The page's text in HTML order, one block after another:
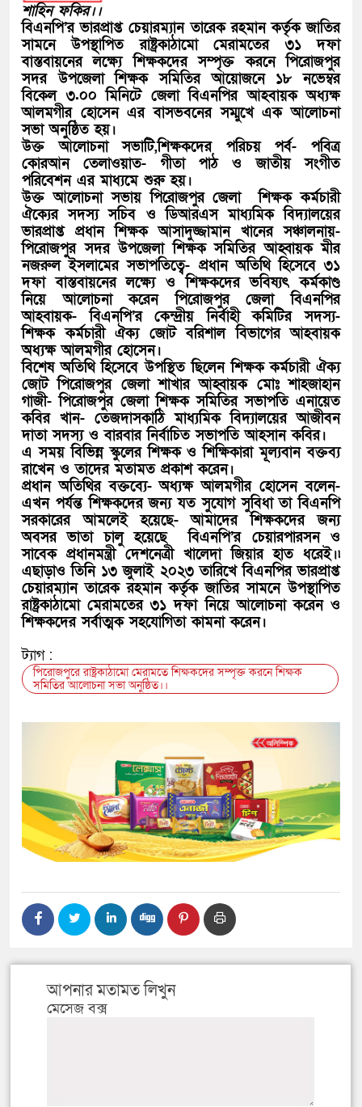
শাহিন ফকির।।
বিএনপি’র ভারপ্রাপ্ত চেয়ারম্যান তারেক রহমান কর্তৃক জাতির
সামনে উপস্থাপিত রাষ্ট্রকাঠামো মেরামতের ৩১ দফা
বাস্তবায়নের লক্ষ্যে শিক্ষকদের সম্পৃক্ত করনে পিরোজপুর
সদর উপজেলা শিক্ষক সমিতির আয়োজনে ১৮ নভেম্বর
বিকেল ৩.০০ মিনিটে জেলা বিএনপির আহবায়ক অধ্যক্ষ
আলমগীর হোসেন এর বাসভবনের সম্মুখে এক আলোচনা
সভা অনুষ্ঠিত হয়।
উক্ত আলোচনা সভাটি,শিক্ষকদের পরিচয় পর্ব- পবিত্র
কোরআন তেলাওয়াত- গীতা পাঠ ও জাতীয় সংগীত
পরিবেশন এর মাধ্যমে শুরু হয়।
উক্ত আলোচনা সভায় পিরোজপুর জেলা শিক্ষক কর্মচারী
ঐক্যের সদস্য সচিব ও ডিআরএস মাধ্যমিক বিদ্যালয়ের
ভারপ্রাপ্ত প্রধান শিক্ষক আসাদুজ্জামান খানের সঞ্চালনায়-
পিরোজপুর সদর উপজেলা শিক্ষক সমিতির আহ্বায়ক মীর
নজরুল ইসলামের সভাপতিত্বে- প্রধান অতিথি হিসেবে ৩১
দফা বাস্তবায়নের লক্ষ্যে ও শিক্ষকদের ভবিষ্যৎ কর্মকাণ্ড
নিয়ে আলোচনা করেন পিরোজপুর জেলা বিএনপির
আহবায়ক- বিএনপি’র কেন্দ্রীয় নির্বাহী কমিটির সদস্য-
শিক্ষক কর্মচারী ঐক্য জোট বরিশাল বিভাগের আহবায়ক
অধ্যক্ষ আলমগীর হোসেন।
বিশেষ অতিথি হিসেবে উপস্থিত ছিলেন শিক্ষক কর্মচারী ঐক্য
জোট পিরোজপুর জেলা শাখার আহ্বায়ক মোঃ শাহজাহান
গাজী- পিরোজপুর জেলা শিক্ষক সমিতির সভাপতি এনায়েত
কবির খান- তেজদাসকাঠি মাধ্যমিক বিদ্যালয়ের আজীবন
দাতা সদস্য ও বারবার নির্বাচিত সভাপতি আহসান কবির।
এ সময় বিভিন্ন স্কুলের শিক্ষক ও শিক্ষিকারা মূল্যবান বক্তব্য
রাখেন ও তাদের মতামত প্রকাশ করেন।
প্রধান অতিথির বক্তব্যে- অধ্যক্ষ আলমগীর হোসেন বলেন-
এখন পর্যন্ত শিক্ষকদের জন্য যত সুযোগ সুবিধা তা বিএনপি
সরকারের আমলেই হয়েছে- আমাদের শিক্ষকদের জন্য
অবসর ভাতা চালু হয়েছে বিএনপি’র চেয়ারপারসন ও
সাবেক প্রধানমন্ত্রী দেশনেত্রী খালেদা জিয়ার হাত ধরেই।৷
এছাড়াও তিনি ১৩ জুলাই ২০২৩ তারিখে বিএনপির ভারপ্রাপ্ত
চেয়ারম্যান তারেক রহমান কর্তৃক জাতির সামনে উপস্থাপিত
রাষ্ট্রকাঠামো মেরামতের ৩১ দফা নিয়ে আলোচনা করেন ও
শিক্ষকদের সর্বাত্মক সহযোগিতা কামনা করেন।
ট্যাগ :
পিরোজপুরে রাষ্ট্রকাঠামো মেরামতে শিক্ষকদের সম্পৃক্ত করনে শিক্ষক
সমিতির আলোচনা সভা অনুষ্ঠিত।।
আপনার মতামত লিখুন
মেসেজ বক্স